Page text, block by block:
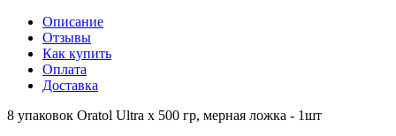
Описание
Отзывы
Как купить
Оплата
Доставка
8 упаковок Oratol Ultra x 500 гр, мерная ложка - 1шт